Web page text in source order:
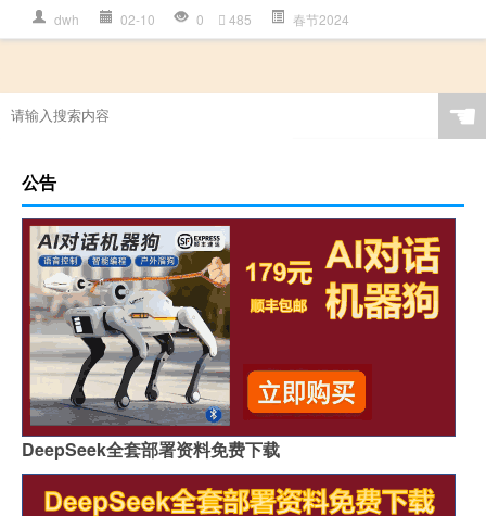
dwh 02-10 0 485 春节2024
☚
公告
DeepSeek全套部署资料免费下载